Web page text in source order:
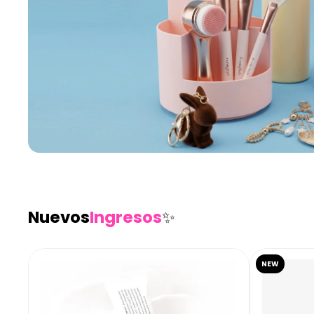
NuevosIngresos✨
NEW